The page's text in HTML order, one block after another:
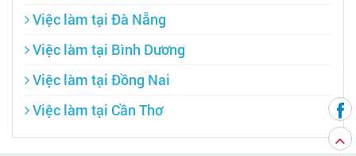
Việc làm tại Đà Nẵng
Việc làm tại Bình Dương
Việc làm tại Đồng Nai
Việc làm tại Cần Thơ